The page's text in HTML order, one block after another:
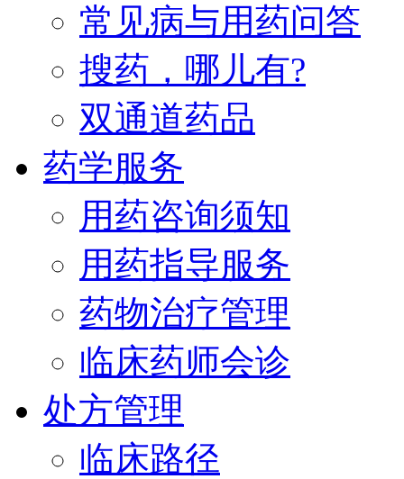
常见病与用药问答
搜药，哪儿有?
双通道药品
药学服务
用药咨询须知
用药指导服务
药物治疗管理
临床药师会诊
处方管理
临床路径